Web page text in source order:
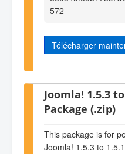
572
Télécharger
Joomla! 1.5.3
Package (.zip)
This package is for
Joomla! 1.5.3 to